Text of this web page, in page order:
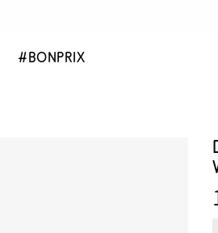
#BONPRIX